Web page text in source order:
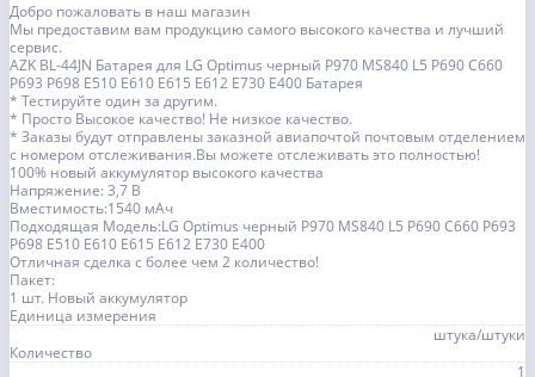
Добро пожаловать в наш магазин
Мы предоставим вам продукцию самого высокого качества и лучший
сервис.
AZK BL-44JN Батарея для LG Optimus черный P970 MS840 L5 P690 C660
P693 P698 E510 E610 E615 E612 E730 E400 Батарея
* Тестируйте один за другим.
* Просто Высокое качество! Не низкое качество.
* Заказы будут отправлены заказной авиапочтой почтовым отделением
с номером отслеживания.Вы можете отслеживать это полностью!
100% новый аккумулятор высокого качества
Напряжение: 3,7 В
Вместимость:1540 мАч
Подходящая Модель:LG Optimus черный P970 MS840 L5 P690 C660 P693
P698 E510 E610 E615 E612 E730 E400
Отличная сделка с более чем 2 количество!
Пакет:
1 шт. Новый аккумулятор
Единица измерения
штука/штуки
Количество
1